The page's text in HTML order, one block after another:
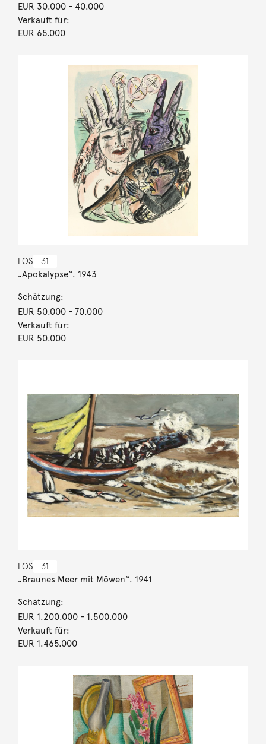
EUR 30.000- 40.000
Verkauft für:
EUR 65.000
LOS 31
„Apokalypse“. 1943
Schätzung:
EUR 50.000- 70.000
Verkauft für:
EUR 50.000
LOS 31
„Braunes Meer mit Möwen“. 1941
Schätzung:
EUR 1.200.000- 1.500.000
Verkauft für:
EUR 1.465.000